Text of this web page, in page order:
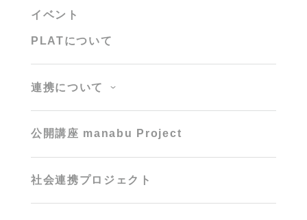
イベント
PLATについて
連携について
公開講座 manabu Project
社会連携プロジェクト